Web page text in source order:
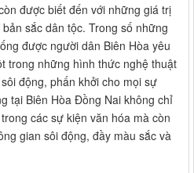
được biết đến với những giá trị
sắc dân tộc. Trong số những
được người dân Biên Hòa yêu
trong những hình thức nghệ thuật
động, phấn khởi cho mọi sự
tại Biên Hòa Đồng Nai không chỉ
các sự kiện văn hóa mà còn
gian sôi động, đầy màu sắc và